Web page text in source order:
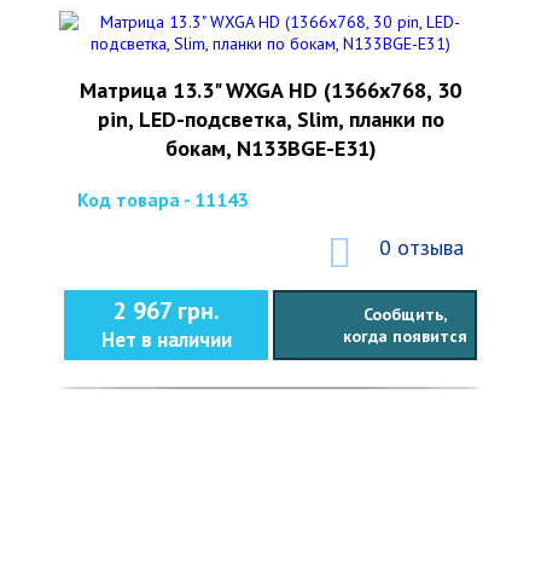
Матрица 13.3" WXGA HD (1366x768, 30
pin, LED-подсветка, Slim, планки по
бокам, N133BGE-E31)
Код товара - 11143
0 отзыва
2 967 грн.
Нет в наличии
Сообщить,
когда появится